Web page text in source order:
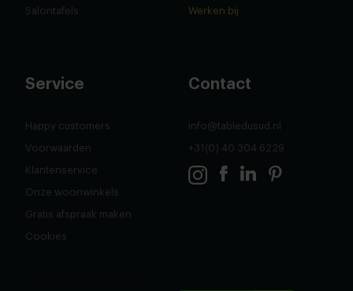
Salontafels Werken bij
Service
Happy customers
Voorwaarden
Klantenservice
Onze woonwinkels
Gratis afspraak maken
Cookies
Contact
info@tabledusud.nl
+31(0) 40 304 6229